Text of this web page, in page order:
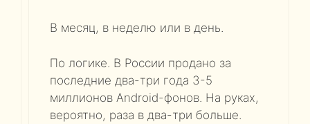
В месяц, в неделю или в день.
По логике. В России продано за
последние два-три года 3-5
миллионов Android-фонов. На руках,
вероятно, раза в два-три больше.